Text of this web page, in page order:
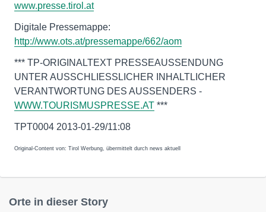
www.presse.tirol.at
Digitale Pressemappe:
http://www.ots.at/pressemappe/662/aom
*** TP-ORIGINALTEXT PRESSEAUSSENDUNG
UNTER AUSSCHLIESSLICHER INHALTLICHER
VERANTWORTUNG DES AUSSENDERS -
WWW.TOURISMUSPRESSE.AT ***
TPT0004 2013-01-29/11:08
Original-Content von: Tirol Werbung, übermittelt durch news aktuell
Orte in dieser Story